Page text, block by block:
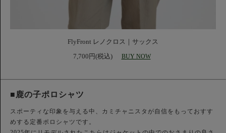
FlyFront レノクロス｜サックス
7,700円(税込)
BUY NOW
■鹿の子ポロシャツ
スポーティな印象を与える中、カミチャニスタが自信をもっておすす
めする定番ポロシャツです。